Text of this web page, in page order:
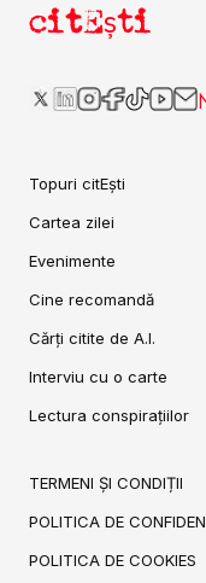
citEști
Topuri citEști
Cartea zilei
Evenimente
Cine recomandă
Cărți citite de A.I.
Interviu cu o carte
Lectura conspirațiilor
TERMENI ȘI CONDIȚII
POLITICA DE
POLITICA DE COOKIES